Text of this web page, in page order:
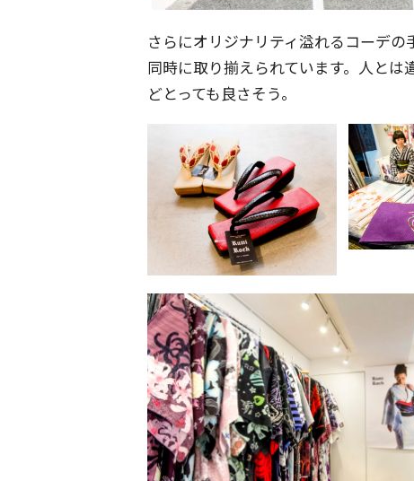
さらにオリジナリティ溢れるコーデ
同時に取り揃えられています。人と
どとっても良さそう。